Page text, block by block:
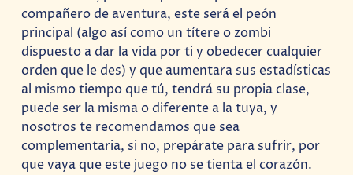
compañero de aventura, este será el peón
principal (algo así como un títere o zombi
dispuesto a dar la vida por ti y obedecer cualquier
orden que le des) y que aumentara sus estadísticas
al mismo tiempo que tú, tendrá su propia clase,
puede ser la misma o diferente a la tuya, y
nosotros te recomendamos que sea
complementaria, si no, prepárate para sufrir, por
que vaya que este juego no se tienta el corazón.